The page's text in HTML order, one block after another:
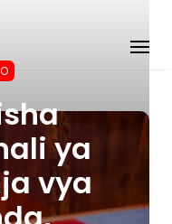
ya
vya